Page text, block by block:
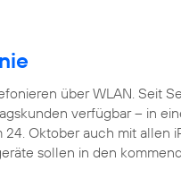
über WLAN. Seit
verfügbar – in
Oktober auch mit allen
sollen in den